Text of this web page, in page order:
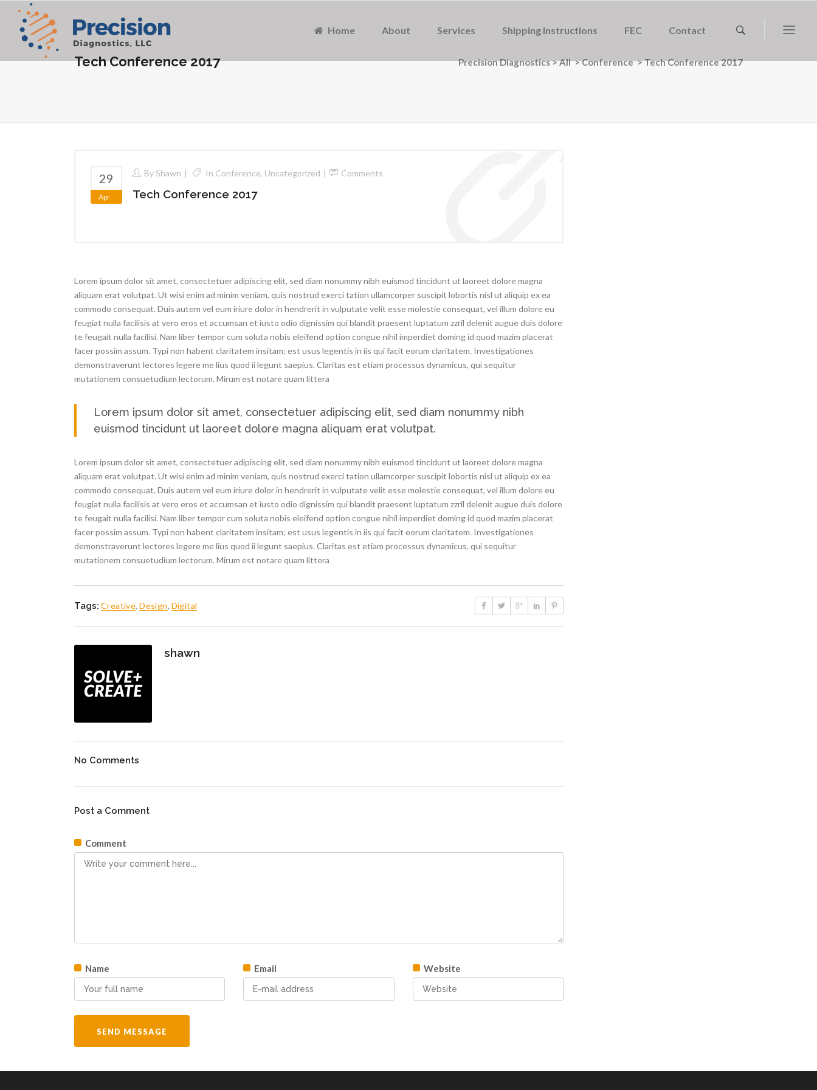
Home About Services Shipping Instructions FEC Contact
Tech Conference 2017 Precision Diagnostics>All>Conference>Tech Conference 2017
29
Apr
ByShawn In Conference, Uncategorized Comments
Tech Conference 2017
Lorem ipsum dolor sit amet, consectetuer adipiscing elit, sed diam nonummy nibh euismod tincidunt ut laoreet dolore magna
aliquam erat volutpat. Ut wisi enim ad minim veniam, quis nostrud exerci tation ullamcorper suscipit lobortis nisl ut aliquip ex ea
commodo consequat. Duis autem vel eum iriure dolor in hendrerit in vulputate velit esse molestie consequat, vel illum dolore eu
feugiat nulla facilisis at vero eros et accumsan et iusto odio dignissim qui blandit praesent luptatum zzril delenit augue duis dolore
te feugait nulla facilisi. Nam liber tempor cum soluta nobis eleifend option congue nihil imperdiet doming id quod mazim placerat
facer possim assum. Typi non habent claritatem insitam; est usus legentis in iis qui facit eorum claritatem. Investigationes
demonstraverunt lectores legere me lius quod ii legunt saepius. Claritas est etiam processus dynamicus, qui sequitur
mutationem consuetudium lectorum. Mirum est notare quam littera
Lorem ipsum dolor sit amet, consectetuer adipiscing elit, sed diam nonummy nibh
euismod tincidunt ut laoreet dolore magna aliquam erat volutpat.
Lorem ipsum dolor sit amet, consectetuer adipiscing elit, sed diam nonummy nibh euismod tincidunt ut laoreet dolore magna
aliquam erat volutpat. Ut wisi enim ad minim veniam, quis nostrud exerci tation ullamcorper suscipit lobortis nisl ut aliquip ex ea
commodo consequat. Duis autem vel eum iriure dolor in hendrerit in vulputate velit esse molestie consequat, vel illum dolore eu
feugiat nulla facilisis at vero eros et accumsan et iusto odio dignissim qui blandit praesent luptatum zzril delenit augue duis dolore
te feugait nulla facilisi. Nam liber tempor cum soluta nobis eleifend option congue nihil imperdiet doming id quod mazim placerat
facer possim assum. Typi non habent claritatem insitam; est usus legentis in iis qui facit eorum claritatem. Investigationes
demonstraverunt lectores legere me lius quod ii legunt saepius. Claritas est etiam processus dynamicus, qui sequitur
mutationem consuetudium lectorum. Mirum est notare quam littera
Tags: Creative, Design, Digital
shawn
No Comments
Post a Comment
Comment
Name Email Website